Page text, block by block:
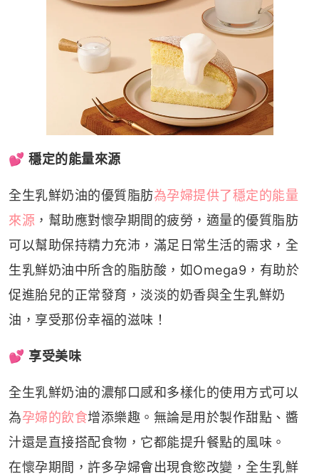
💕 穩定的能量來源
全生乳鮮奶油的優質脂肪為孕婦提供了穩定的能量
來源 ，幫助應對懷孕期間的疲勞，適量的優質脂肪
可以幫助保持精力充沛，滿足日常生活的需求，全
生乳鮮奶油中所含的脂肪酸，如Omega9 ，有助於
促進胎兒的正常發育，淡淡的奶香與全生乳鮮奶
油，享受那份幸福的滋味！
💕 享受美味
全生乳鮮奶油的濃郁口感和多樣化的使用方式可以
為孕婦的飲食增添樂趣。無論是用於製作甜點、醬
汁還是直接搭配食物，它都能提升餐點的風味。
在懷孕期間，許多孕婦會出現食慾改變，全生乳鮮